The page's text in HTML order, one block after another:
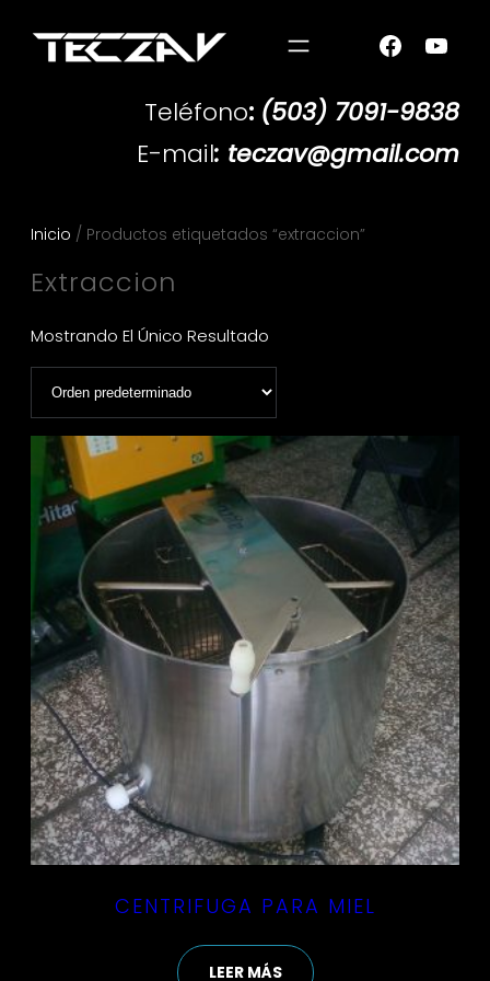
Teléfono: (503) 7091-9838
E-mail: teczav@gmail.com
Inicio / Productos etiquetados “extraccion”
Extraccion
Mostrando El Único Resultado
CENTRIFUGA PARA MIEL
LEER MÁS